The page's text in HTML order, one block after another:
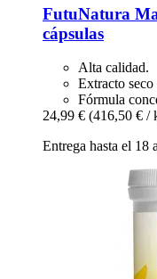
FutuNatura
cápsulas
Alta calidad.
Extracto seco
Fórmula
24,99 € (416,50 € /
Entrega hasta el 18